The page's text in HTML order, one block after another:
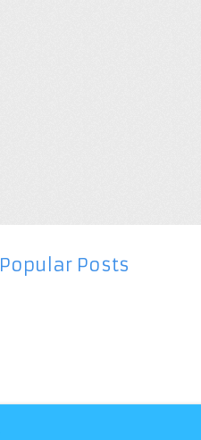
Popular Posts